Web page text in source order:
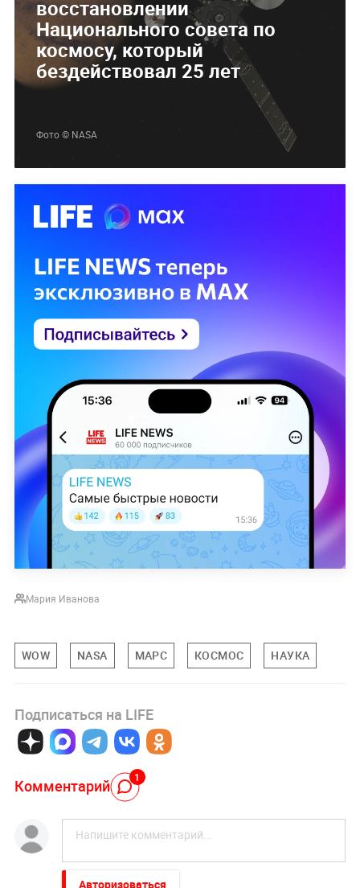
восстановлении
Национального совета по
космосу, который
бездействовал 25 лет
Фото © NASA
Мария Иванова
WOW NASA МАРС КОСМОС НАУКА
Подписаться на LIFE
Комментарий 1
Авторизоваться